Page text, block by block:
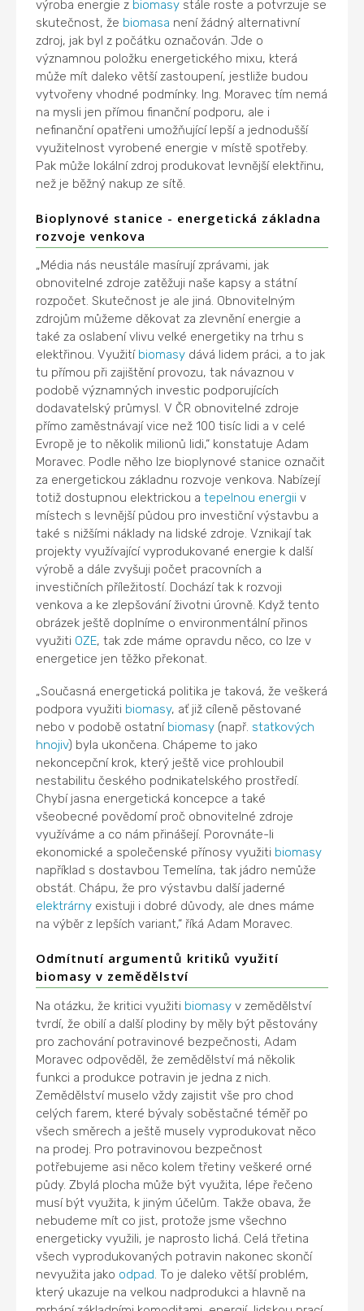
výroba energie z biomasy stále roste a potvrzuje se
skutečnost, že biomasa není žádný alternativní
zdroj, jak byl z počátku označován. Jde o
významnou položku energetického mixu, která
může mít daleko větší zastoupení, jestliže budou
vytvořeny vhodné podmínky. Ing. Moravec tím nemá
na mysli jen přímou finanční podporu, ale i
nefinanční opatřeni umožňující lepší a jednodušší
využitelnost vyrobené energie v místě spotřeby.
Pak může lokální zdroj produkovat levnější elektřinu,
než je běžný nakup ze sítě.
Bioplynové stanice - energetická základna
rozvoje venkova
„Média nás neustále masírují zprávami, jak
obnovitelné zdroje zatěžuji naše kapsy a státní
rozpočet. Skutečnost je ale jiná. Obnovitelným
zdrojům můžeme děkovat za zlevnění energie a
také za oslabení vlivu velké energetiky na trhu s
elektřinou. Využití biomasy dává lidem práci, a to jak
tu přímou při zajištění provozu, tak návaznou v
podobě významných investic podporujících
dodavatelský průmysl. V ČR obnovitelné zdroje
přímo zaměstnávají vice než 100 tisíc lidi a v celé
Evropě je to několik milionů lidi,“ konstatuje Adam
Moravec. Podle něho lze bioplynové stanice označit
za energetickou základnu rozvoje venkova. Nabízejí
totiž dostupnou elektrickou atepelnou energii v
místech s levnější půdou pro investiční výstavbu a
také s nižšími náklady na lidské zdroje. Vznikají tak
projekty využívající vyprodukované energie k další
výrobě a dále zvyšuji počet pracovních a
investičních příležitostí. Dochází tak k rozvoji
venkova a ke zlepšování životni úrovně. Když tento
obrázek ještě doplníme o environmentální přinos
využiti OZE, tak zde máme opravdu něco, co lze v
energetice jen těžko překonat.
„Současná energetická politika je taková, že veškerá
podpora využiti biomasy, ať již cíleně pěstované
nebo v podobě ostatní biomasy (např. statkových
hnojiv) byla ukončena. Chápeme to jako
nekoncepční krok, který ještě vice prohloubil
nestabilitu českého podnikatelského prostředí.
Chybí jasna energetická koncepce a také
všeobecné povědomí proč obnovitelné zdroje
využíváme a co nám přinášejí. Porovnáte-li
ekonomické a společenské přínosy využiti biomasy
například s dostavbou Temelína, tak jádro nemůže
obstát. Chápu, že pro výstavbu další jaderné
elektrárny existuji i dobré důvody, ale dnes máme
na výběr z lepších variant,“ říká Adam Moravec.
Odmítnutí argumentů kritiků využití
biomasy v zemědělství
Na otázku, že kritici využiti biomasy v zemědělství
tvrdí, že obilí a další plodiny by měly být pěstovány
pro zachování potravinové bezpečnosti, Adam
Moravec odpověděl, že zemědělství má několik
funkci a produkce potravin je jedna z nich.
Zemědělství muselo vždy zajistit vše pro chod
celých farem, které bývaly soběstačné téměř po
všech směrech a ještě musely vyprodukovat něco
na prodej. Pro potravinovou bezpečnost
potřebujeme asi něco kolem třetiny veškeré orné
půdy. Zbylá plocha může být využita, lépe řečeno
musí být využita, k jiným účelům. Takže obava, že
nebudeme mít co jist, protože jsme všechno
energeticky využili, je naprosto lichá. Celá třetina
všech vyprodukovaných potravin nakonec skončí
nevyužita jako odpad. To je daleko větší problém,
který ukazuje na velkou nadprodukci a hlavně na